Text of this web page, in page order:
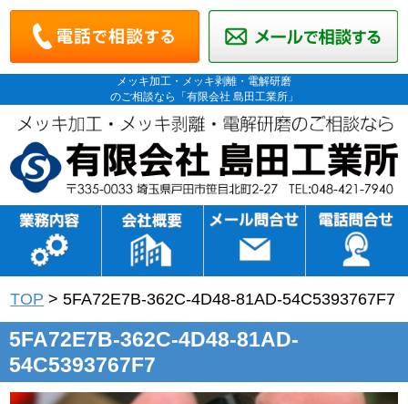
メッキ加工・メッキ剥離・電解研磨
のご相談なら「有限会社 島田工業所」
TOP >5FA72E7B-362C-4D48-81AD-54C5393767F7
5FA72E7B-362C-4D48-81AD-
54C5393767F7